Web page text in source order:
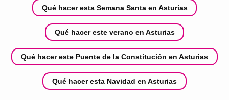
Qué hacer esta Semana Santa en Asturias
Qué hacer este verano en Asturias
Qué hacer este Puente de la Constitución en Asturias
Qué hacer esta Navidad en Asturias